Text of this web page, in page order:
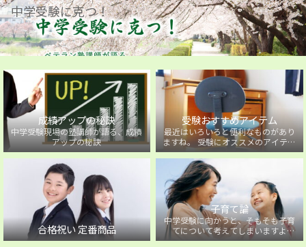
中学受験に克つ！
成績アップの秘訣
中学受験現場の塾講師が語る、成績
アップの秘訣
受験おすすめアイテム
最近はいろいろと便利なものがあり
ますね。 受験にオススメのアイテム
を紹介しています。
合格祝い 定番商品
子育て論
中学受験に向かうと、そもそも子育
てについて考えてしまいますよ
ね・・・。中学受験に向かうお子様